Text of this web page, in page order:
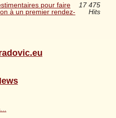
pour faire
à un premier rendez-
17 475
Hits